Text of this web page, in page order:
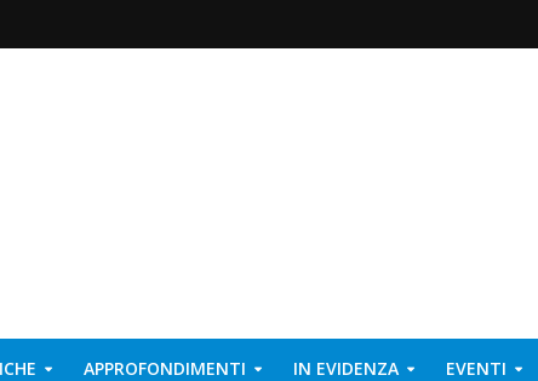
APPROFONDIMENTI IN EVIDENZA EVENTI